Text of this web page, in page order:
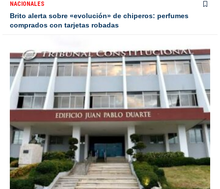
NACIONALES
Brito alerta sobre «evolución» de chiperos: perfumes
comprados con tarjetas robadas